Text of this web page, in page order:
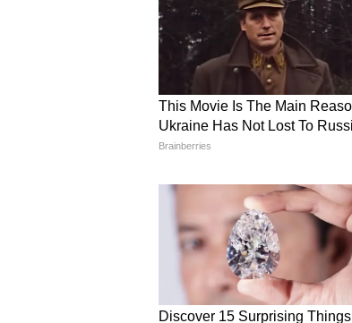
हरियाणा सरकार ने गर्भवती
मजबूत करने के लिए अगले एक-
की भी घोषणा की है।